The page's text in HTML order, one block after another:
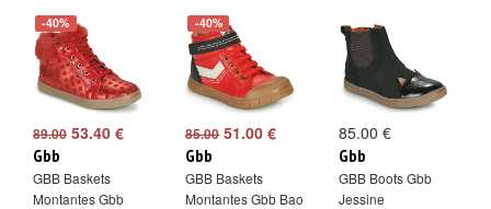
-40%
89.00 53.40 €
Gbb
GBB Baskets
Montantes Gbb
-40%
85.0051.00 €
Gbb
GBB Baskets
Montantes Gbb Bao
85.00 €
Gbb
GBB Boots Gbb
Jessine